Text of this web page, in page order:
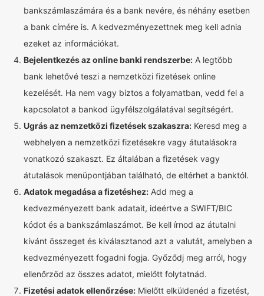
bankszámlaszámára és a bank nevére, és néhány esetben
a bank címére is. A kedvezményezettnek meg kell adnia
ezeket az információkat.
Bejelentkezés az online banki rendszerbe: A legtöbb
bank lehetővé teszi a nemzetközi fizetések online
kezelését. Ha nem vagy biztos a folyamatban, vedd fel a
kapcsolatot a bankod ügyfélszolgálatával segítségért.
Ugrás az nemzetközi fizetések szakaszra: Keresd meg a
webhelyen a nemzetközi fizetésekre vagy átutalásokra
vonatkozó szakaszt. Ez általában a fizetések vagy
átutalások menüpontjában található, de eltérhet a banktól.
Adatok megadása a fizetéshez: Add meg a
kedvezményezett bank adatait, ideértve a SWIFT/BIC
kódot és a bankszámlaszámot. Be kell írnod az átutalni
kívánt összeget és kiválasztanod azt a valutát, amelyben a
kedvezményezett fogadni fogja. Győződj meg arról, hogy
ellenőrzöd az összes adatot, mielőtt folytatnád.
Fizetési adatok ellenőrzése: Mielőtt elküldenéd a fizetést,